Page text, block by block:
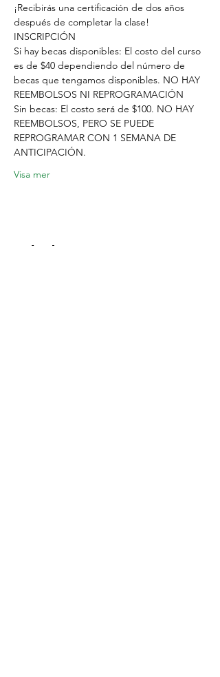
¡Recibirás una certificación de dos años
después de completar la clase!
INSCRIPCIÓN
Si hay becas disponibles: El costo del curso
es de $40 dependiendo del número de
becas que tengamos disponibles. NO HAY
REEMBOLSOS NI REPROGRAMACIÓN
Sin becas: El costo será de $100. NO HAY
REEMBOLSOS, PERO SE PUEDE
REPROGRAMAR CON 1 SEMANA DE
ANTICIPACIÓN.
Visa mer
Dela detta evenemang